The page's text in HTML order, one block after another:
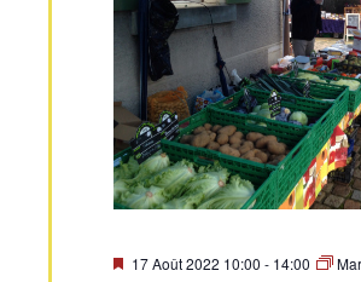
Mis
17 Août 2022 10:00 - 14:00